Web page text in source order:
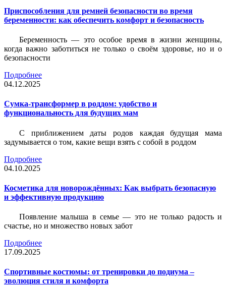
Приспособления для ремней безопасности во время
беременности: как обеспечить комфорт и безопасность
Беременность — это особое время в жизни женщины,
когда важно заботиться не только о своём здоровье, но и о
безопасности
Подробнее
04.12.2025
Сумка-трансформер в роддом: удобство и
функциональность для будущих мам
С приближением даты родов каждая будущая мама
задумывается о том, какие вещи взять с собой в роддом
Подробнее
04.10.2025
Косметика для новорождённых: Как выбрать безопасную
и эффективную продукцию
Появление малыша в семье — это не только радость и
счастье, но и множество новых забот
Подробнее
17.09.2025
Спортивные костюмы: от тренировки до подиума –
эволюция стиля и комфорта